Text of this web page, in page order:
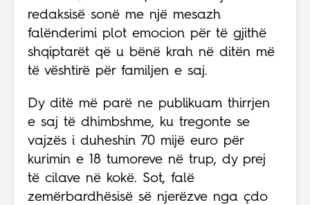
redaksisë sonë me një mesazh
falënderimi plot emocion për të gjithë
shqiptarët që u bënë krah në ditën më
të vështirë për familjen e saj.
Dy ditë më parë ne publikuam thirrjen
e saj të dhimbshme, ku tregonte se
vajzës i duheshin 70 mijë euro për
kurimin e 18 tumoreve në trup, dy prej
të cilave në kokë. Sot, falë
zemërbardhësisë së njerëzve nga çdo